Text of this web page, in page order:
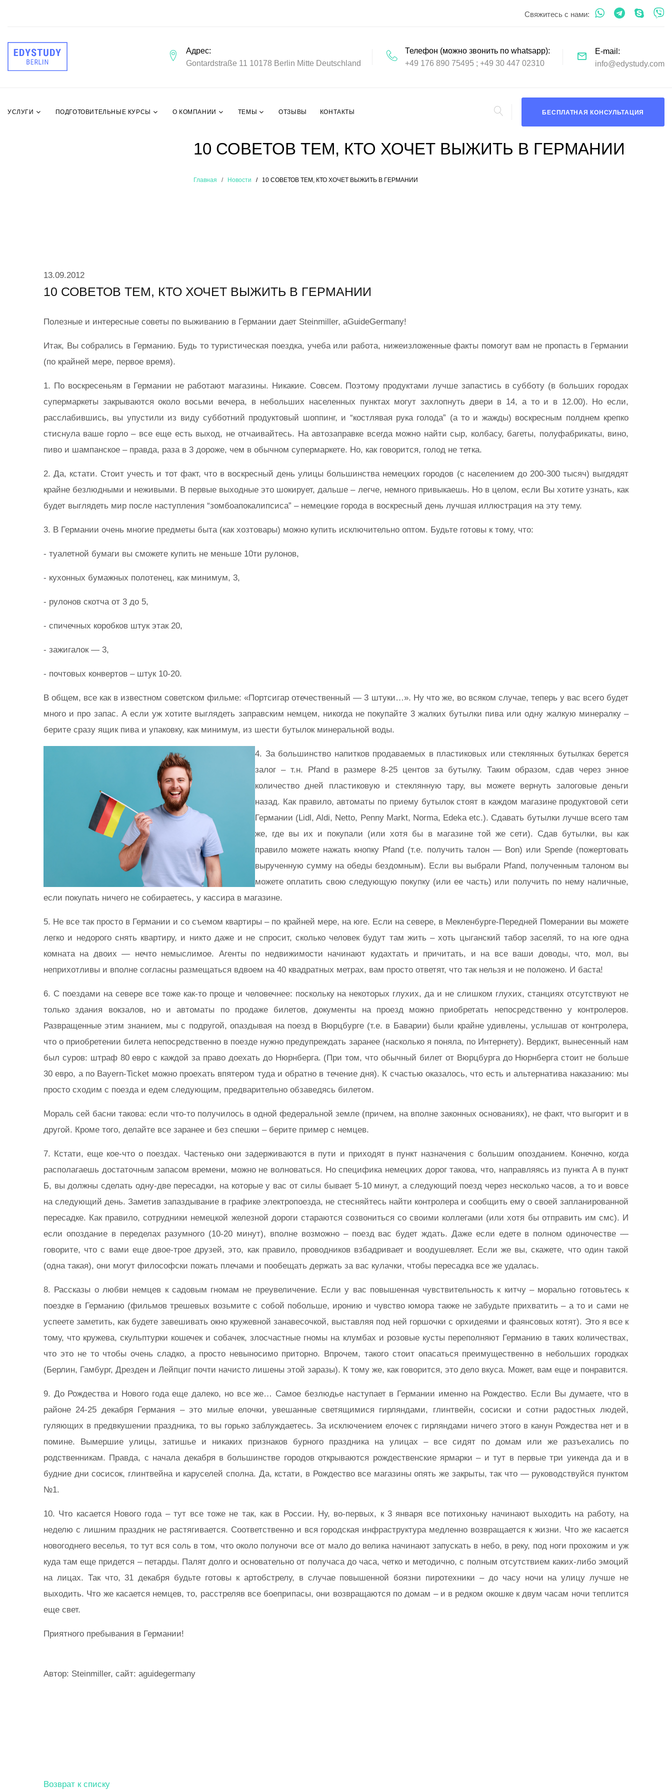
Свяжитесь с нами:
Адрес
Gontardstraße 11 10178 Berlin Mitte Deutschland
Телефон (можно звонить по whatsapp)
+49 176 890 75495
+49 30 447 02310
E-mail
info@edystudy.com
БЕСПЛАТНАЯ КОНСУЛЬТАЦИЯ
УСЛУГИ ПОДГОТОВИТЕЛЬНЫЕ КУРСЫ О КОМПАНИИ ТЕМЫ ОТЗЫВЫ КОНТАКТЫ
10 СОВЕТОВ ТЕМ, КТО ХОЧЕТ ВЫЖИТЬ В ГЕРМАНИИ
Главная Новости 10 СОВЕТОВ ТЕМ, КТО ХОЧЕТ ВЫЖИТЬ В ГЕРМАНИИ
13.09.2012
10 СОВЕТОВ ТЕМ, КТО ХОЧЕТ ВЫЖИТЬ В ГЕРМАНИИ
Полезные и интересные советы по выживанию в Германии дает Steinmiller, aGuideGermany!
Итак, Вы собрались в Германию. Будь то туристическая поездка, учеба или работа, нижеизложенные факты помогут вам не пропасть в Германии
(по крайней мере, первое время).
1. По воскресеньям в Германии не работают магазины. Никакие. Совсем. Поэтому продуктами лучше запастись в субботу (в больших городах
супермаркеты закрываются около восьми вечера, в небольших населенных пунктах могут захлопнуть двери в 14, а то и в 12.00). Но если,
расслабившись, вы упустили из виду субботний продуктовый шоппинг, и “костлявая рука голода” (а то и жажды) воскресным полднем крепко
стиснула ваше горло – все еще есть выход, не отчаивайтесь. На автозаправке всегда можно найти сыр, колбасу, багеты, полуфабрикаты, вино,
пиво и шампанское – правда, раза в 3 дороже, чем в обычном супермаркете. Но, как говорится, голод не тетка.
2. Да, кстати. Стоит учесть и тот факт, что в воскресный день улицы большинства немецких городов (с населением до 200-300 тысяч) выгдядят
крайне безлюдными и неживыми. В первые выходные это шокирует, дальше – легче, немного привыкаешь. Но в целом, если Вы хотите узнать, как
будет выглядеть мир после наступления “зомбоапокалипсиса” – немецкие города в воскресный день лучшая иллюстрация на эту тему.
3. В Германии очень многие предметы быта (как хозтовары) можно купить исключительно оптом. Будьте готовы к тому, что:
- туалетной бумаги вы сможете купить не меньше 10ти рулонов,
- кухонных бумажных полотенец, как минимум, 3,
- рулонов скотча от 3 до 5,
- спичечных коробков штук этак 20,
- зажигалок — 3,
- почтовых конвертов – штук 10-20.
В общем, все как в известном советском фильме: «Портсигар отечественный — 3 штуки…». Ну что же, во всяком случае, теперь у вас всего будет
много и про запас. А если уж хотите выглядеть заправским немцем, никогда не покупайте 3 жалких бутылки пива или одну жалкую минералку –
берите сразу ящик пива и упаковку, как минимум, из шести бутылок минеральной воды.
4. За большинство напитков продаваемых в пластиковых или стеклянных бутылках берется
залог – т.н. Pfand в размере 8-25 центов за бутылку. Таким образом, сдав через энное
количество дней пластиковую и стеклянную тару, вы можете вернуть залоговые деньги
назад. Как правило, автоматы по приему бутылок стоят в каждом магазине продуктовой сети
Германии (Lidl, Aldi, Netto, Penny Markt, Norma, Edeka etc.). Сдавать бутылки лучше всего там
же, где вы их и покупали (или хотя бы в магазине той же сети). Сдав бутылки, вы как
правило можете нажать кнопку Pfand (т.е. получить талон — Bon) или Spende (пожертовать
вырученную сумму на обеды бездомным). Если вы выбрали Pfand, полученным талоном вы
можете оплатить свою следующую покупку (или ее часть) или получить по нему наличные,
если покупать ничего не собираетесь, у кассира в магазине.
5. Не все так просто в Германии и со съемом квартиры – по крайней мере, на юге. Если на севере, в Мекленбурге-Передней Померании вы можете
легко и недорого снять квартиру, и никто даже и не спросит, сколько человек будут там жить – хоть цыганский табор заселяй, то на юге одна
комната на двоих — нечто немыслимое. Агенты по недвижимости начинают кудахтать и причитать, и на все ваши доводы, что, мол, вы
неприхотливы и вполне согласны размещаться вдвоем на 40 квадратных метрах, вам просто ответят, что так нельзя и не положено. И баста!
6. С поездами на севере все тоже как-то проще и человечнее: поскольку на некоторых глухих, да и не слишком глухих, станциях отсутствуют не
только здания вокзалов, но и автоматы по продаже билетов, документы на проезд можно приобретать непосредственно у контролеров.
Развращенные этим знанием, мы с подругой, опаздывая на поезд в Вюрцбурге (т.е. в Баварии) были крайне удивлены, услышав от контролера,
что о приобретении билета непосредственно в поезде нужно предупреждать заранее (насколько я поняла, по Интернету). Вердикт, вынесенный нам
был суров: штраф 80 евро с каждой за право доехать до Нюрнберга. (При том, что обычный билет от Вюрцбурга до Нюрнберга стоит не больше
30 евро, а по Bayern-Ticket можно проехать впятером туда и обратно в течение дня). К счастью оказалось, что есть и альтернатива наказанию: мы
просто сходим с поезда и едем следующим, предварительно обзаведясь билетом.
Мораль сей басни такова: если что-то получилось в одной федеральной земле (причем, на вполне законных основаниях), не факт, что выгорит и в
другой. Кроме того, делайте все заранее и без спешки – берите пример с немцев.
7. Кстати, еще кое-что о поездах. Частенько они задерживаются в пути и приходят в пункт назначения с большим опозданием. Конечно, когда
располагаешь достаточным запасом времени, можно не волноваться. Но специфика немецких дорог такова, что, направляясь из пункта А в пункт
Б, вы должны сделать одну-две пересадки, на которые у вас от силы бывает 5-10 минут, а следующий поезд через несколько часов, а то и вовсе
на следующий день. Заметив запаздывание в графике электропоезда, не стесняйтесь найти контролера и сообщить ему о своей запланированной
пересадке. Как правило, сотрудники немецкой железной дороги стараются созвониться со своими коллегами (или хотя бы отправить им смс). И
если опоздание в переделах разумного (10-20 минут), вполне возможно – поезд вас будет ждать. Даже если едете в полном одиночестве —
говорите, что с вами еще двое-трое друзей, это, как правило, проводников взбадривает и воодушевляет. Если же вы, скажете, что один такой
(одна такая), они могут философски пожать плечами и пообещать держать за вас кулачки, чтобы пересадка все же удалась.
8. Рассказы о любви немцев к садовым гномам не преувеличение. Если у вас повышенная чувствительность к китчу – морально готовьтесь к
поездке в Германию (фильмов трешевых возьмите с собой побольше, иронию и чувство юмора также не забудьте прихватить – а то и сами не
успеете заметить, как будете завешивать окно кружевной занавесочкой, выставляя под ней горшочки с орхидеями и фаянсовых котят). Это я все к
тому, что кружева, скульптурки кошечек и собачек, злосчастные гномы на клумбах и розовые кусты переполняют Германию в таких количествах,
что это не то чтобы очень сладко, а просто невыносимо приторно. Впрочем, такого стоит опасаться преимущественно в небольших городках
(Берлин, Гамбург, Дрезден и Лейпциг почти начисто лишены этой заразы). К тому же, как говорится, это дело вкуса. Может, вам еще и понравится.
9. До Рождества и Нового года еще далеко, но все же… Самое безлюдье наступает в Германии именно на Рождество. Если Вы думаете, что в
районе 24-25 декабря Германия – это милые елочки, увешанные светящимися гирляндами, глинтвейн, сосиски и сотни радостных людей,
гуляющих в предвкушении праздника, то вы горько заблуждаетесь. За исключением елочек с гирляндами ничего этого в канун Рождества нет и в
помине. Вымершие улицы, затишье и никаких признаков бурного праздника на улицах – все сидят по домам или же разъехались по
родственникам. Правда, с начала декабря в большинстве городов открываются рождественские ярмарки – и тут в первые три уикенда да и в
будние дни сосисок, глинтвейна и каруселей сполна. Да, кстати, в Рождество все магазины опять же закрыты, так что — руководствуйся пунктом
№1.
10. Что касается Нового года – тут все тоже не так, как в России. Ну, во-первых, к 3 января все потихоньку начинают выходить на работу, на
неделю с лишним праздник не растягивается. Соответственно и вся городская инфраструктура медленно возвращается к жизни. Что же касается
новогоднего веселья, то тут вся соль в том, что около полуночи все от мало до велика начинают запускать в небо, в реку, под ноги прохожим и уж
куда там еще придется – петарды. Палят долго и основательно от получаса до часа, четко и методично, с полным отсутствием каких-либо эмоций
на лицах. Так что, 31 декабря будьте готовы к артобстрелу, в случае повышенной боязни пиротехники – до часу ночи на улицу лучше не
выходить. Что же касается немцев, то, расстреляв все боеприпасы, они возвращаются по домам – и в редком окошке к двум часам ночи теплится
еще свет.
Приятного пребывания в Германии!
Автор: Steinmiller, сайт: aguidegermany
Возврат к списку